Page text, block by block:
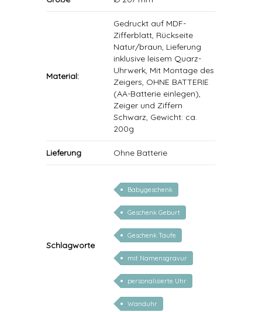
Material:
Gedruckt auf MDF-
Zifferblatt, Rückseite
Natur/braun, Lieferung
inklusive leisem Quarz-
Uhrwerk, Mit Montage des
Zeigers, OHNE BATTERIE
(AA-Batterie einlegen),
Zeiger und Ziffern
Schwarz, Gewicht: ca.
200g
Lieferung Ohne Batterie
Schlagworte
Babygeschenk
Geschenk Geburt
Geschenk Taufe
mit Namensgravur
personalisierte Uhr
Wanduhr